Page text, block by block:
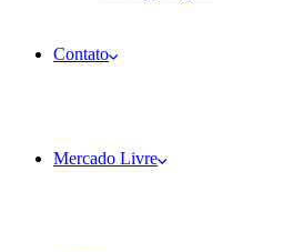
Contato
Mercado Livre